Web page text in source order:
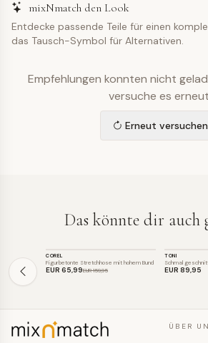
mixNmatch den Look
Entdecke passende Teile für einen
das Tausch-Symbol für Alternativen.
Empfehlungen konnten nicht
versuche es
Erneut versuchen
Das könnte dir auch
SALE
COREL
Figurbetonte Stretchhose mit hohem Bund
EUR 65,99EUR 159,95
TONI
EUR 89,95
ÜBER